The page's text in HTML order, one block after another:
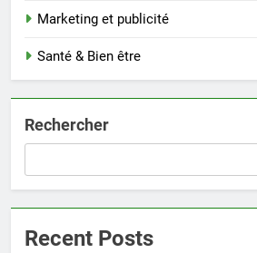
Marketing et publicité
Santé & Bien être
Rechercher
Recent Posts